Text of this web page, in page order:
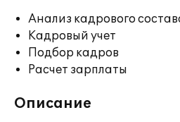
Анализ кадрового
Кадровый учет
Подбор кадров
Расчет зарплаты
Описание